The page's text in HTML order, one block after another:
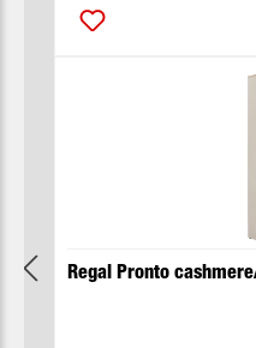
Regal Pronto